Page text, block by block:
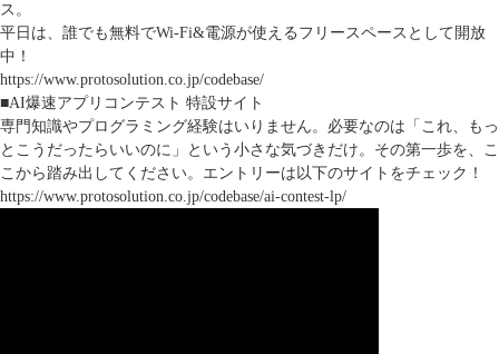
ス。
平日は、誰でも無料でWi-Fi&電源が使えるフリースペースとして開放
中！
https://www.protosolution.co.jp/codebase/
■AI爆速アプリコンテスト 特設サイト
専門知識やプログラミング経験はいりません。必要なのは「これ、もっ
とこうだったらいいのに」という小さな気づきだけ。その第一歩を、こ
こから踏み出してください。エントリーは以下のサイトをチェック！
https://www.protosolution.co.jp/codebase/ai-contest-lp/